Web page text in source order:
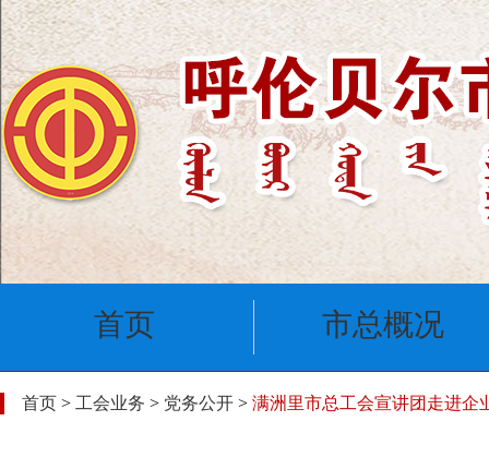
首页 市总概况
首页 > 工会业务 > 党务公开 > 满洲里市总工会宣讲团走进企